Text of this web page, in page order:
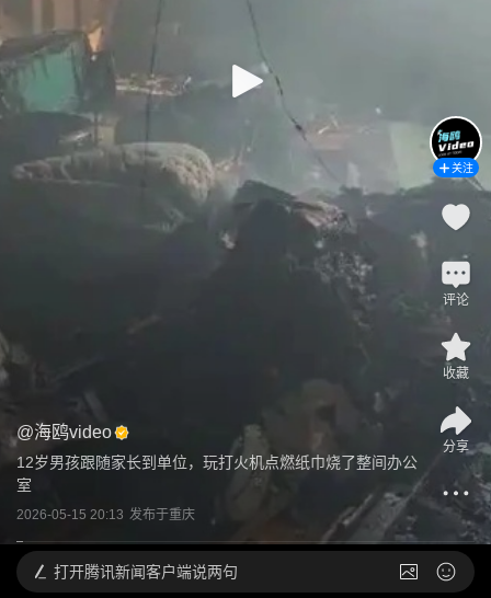
@海鸥video
12岁男孩跟随家长到单位，玩打火机点燃纸巾烧了整间办公
室
2026-05-15 20:13 发布于重庆
关注
评论
收藏
分享
打开腾讯新闻客户端说两句